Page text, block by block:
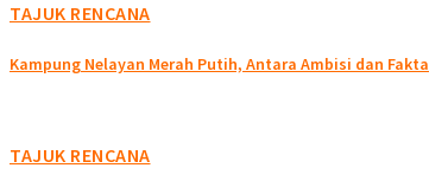
TAJUK RENCANA
Kampung Nelayan Merah Putih, Antara Ambisi dan Fakta
TAJUK RENCANA